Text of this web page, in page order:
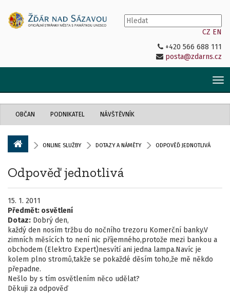
CZ EN
+420 566 688 111
posta@zdarns.cz
OBČAN PODNIKATEL NÁVŠTĚVNÍK
ONLINE SLUŽBY DOTAZY A NÁMĚTY ODPOVĚĎ JEDNOTLIVÁ
Odpověď jednotlivá
15. 1. 2011
Předmět: osvětlení
Dotaz: Dobrý den,
každý den nosím tržbu do nočního trezoru Komerční banky.V
zimních měsících to není nic příjemného,protože mezi bankou a
obchodem (Elektro Expert)nesvítí ani jedna lampa.Navíc je
kolem plno stromů,takže se pokaždé děsím toho,že mě někdo
přepadne.
Nešlo by s tím osvětlením něco udělat?
Děkuji za odpověď